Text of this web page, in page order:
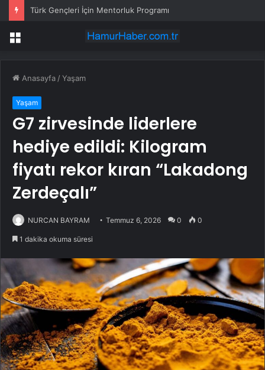
Türk Gençleri İçin Mentorluk Programı
Menü
Anasayfa /Yaşam
Yaşam
G7 zirvesinde liderlere
hediye edildi: Kilogram
fiyatı rekor kıran “Lakadong
Zerdeçalı”
NURCAN BAYRAM Temmuz 6, 2026 0 0
1 dakika okuma süresi